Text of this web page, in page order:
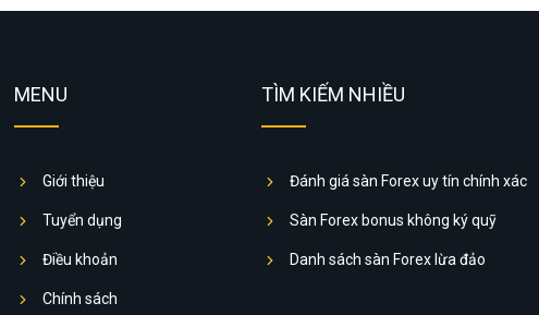
MENU
Giới thiệu
Tuyển dụng
Điều khoản
Chính sách
TÌM KIẾM NHIỀU
Đánh giá sàn Forex uy tín chính xác
Sàn Forex bonus không ký quỹ
Danh sách sàn Forex lừa đảo